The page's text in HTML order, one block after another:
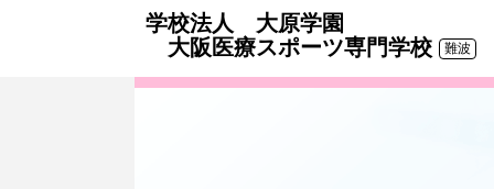
学校法人 大原学園
大阪医療スポーツ専門学校
難波